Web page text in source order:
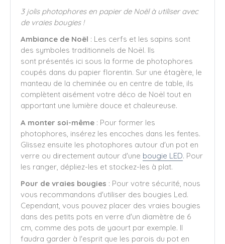
3 jolis photophores en papier de Noël à utiliser avec
de vraies bougies !
Ambiance de Noël : Les cerfs et les sapins sont
des symboles traditionnels de Noël. Ils
sont présentés ici sous la forme de photophores
coupés dans du papier florentin. Sur une étagère, le
manteau de la cheminée ou en centre de table, ils
complètent aisément votre déco de Noël tout en
apportant une lumière douce et chaleureuse.
A monter soi-même : Pour former les
photophores, insérez les encoches dans les fentes.
Glissez ensuite les photophores autour d'un pot en
verre ou directement autour d'une bougie LED. Pour
les ranger, dépliez-les et stockez-les à plat.
Pour de vraies bougies : Pour votre sécurité, nous
vous recommandons d'utiliser des bougies Led.
Cependant, vous pouvez placer des vraies bougies
dans des petits pots en verre d'un diamètre de 6
cm, comme des pots de yaourt par exemple. Il
faudra garder à l'esprit que les parois du pot en